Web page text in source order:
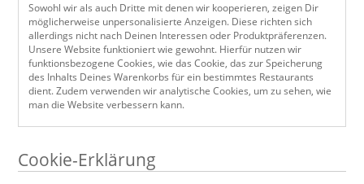
Sowohl wir als auch Dritte mit denen wir kooperieren, zeigen Dir
möglicherweise unpersonalisierte Anzeigen. Diese richten sich
allerdings nicht nach Deinen Interessen oder Produktpräferenzen.
Unsere Website funktioniert wie gewohnt. Hierfür nutzen wir
funktionsbezogene Cookies, wie das Cookie, das zur Speicherung
des Inhalts Deines Warenkorbs für ein bestimmtes Restaurants
dient. Zudem verwenden wir analytische Cookies, um zu sehen, wie
man die Website verbessern kann.
Cookie-Erklärung